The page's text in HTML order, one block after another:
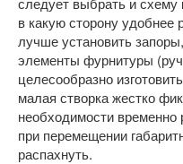
в какую сторону удобнее
лучше установить
элементы фурнитуры
целесообразно
малая створка жестко
необходимости
при перемещении
распахнуть.